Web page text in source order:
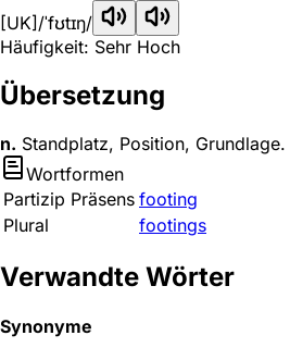
[UK] /ˈfʊtɪŋ/
Häufigkeit: Sehr Hoch
Übersetzung
n. Standplatz, Position, Grundlage.
Wortformen
Partizip Präsens footing
Plural
footings
Verwandte Wörter
Synonyme